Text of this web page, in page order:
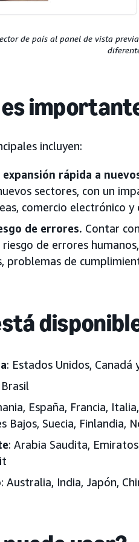
de país al panel de vista
incluyen:
rápida a
sectores, con un
comercio electrónico
de errores. Contar
de errores
problemas de
: Estados Unidos, Canadá
Brasil
España, Francia,
Bajos, Suecia, Finlandia,
: Arabia Saudita,
: Australia, India, Japón,